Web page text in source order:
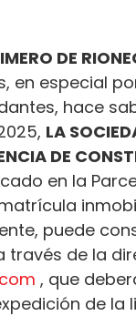
DE
en especial
hace
LA
DE
en la
puede
través de la
, que
de